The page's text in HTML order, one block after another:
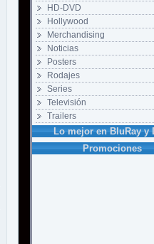
HD-DVD
Hollywood
Merchandising
Noticias
Posters
Rodajes
Series
Televisión
Trailers
Lo mejor en BluRay y
Promociones